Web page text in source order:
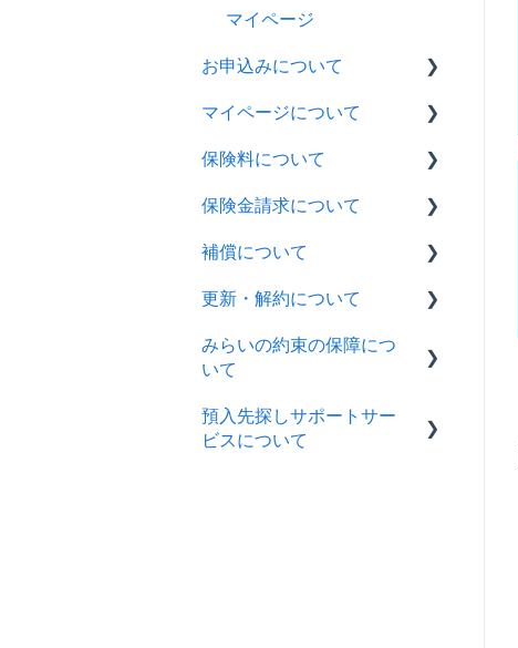
マイページ
お申込みについて
ペット保険
みらいの約束
全商品共通
マイページについて
ペット保険
みらいの約束
全商品共通
保険料について
ペット保険
みらいの約束
全商品共通
保険金請求について
ペット保険
みらいの約束
全商品共通
補償について
ペット保険
更新・解約について
ペット保険
全商品共通
みらいの約束の保障につ
いて
みらいの約束
預入先探しサポートサー
ビスについて